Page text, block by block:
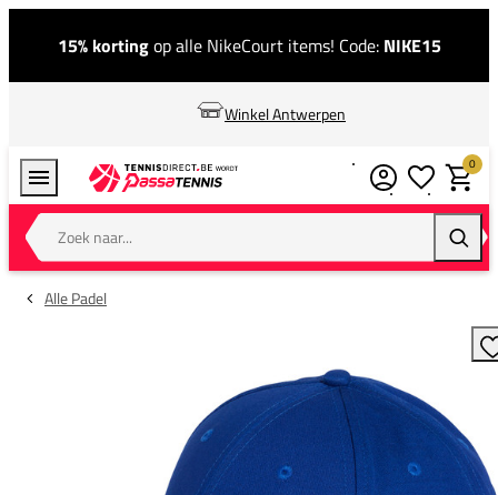
15% kortingop alle NikeCourt items! Code: NIKE15
Winkel Antwerpen
Zoek naar...
0
Alle Padel